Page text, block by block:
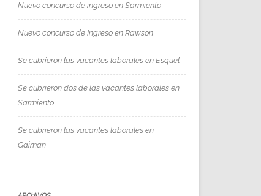
Nuevo concurso de ingreso en Sarmiento
Nuevo concurso de Ingreso en Rawson
Se cubrieron las vacantes laborales en Esquel
Se cubrieron dos de las vacantes laborales en
Sarmiento
Se cubrieron las vacantes laborales en
Gaiman